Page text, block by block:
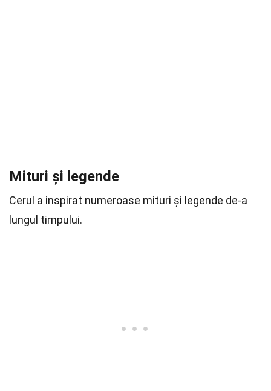
Mituri și legende
Cerul a inspirat numeroase mituri și legende de-a
lungul timpului.